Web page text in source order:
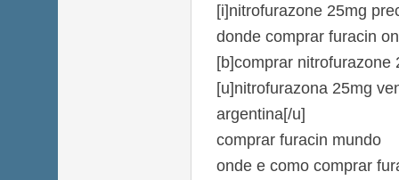
[i]nitrofurazone 25mg
donde comprar furacin
[b]comprar nitrofurazone
[u]nitrofurazona 25mg
argentina[/u]
comprar furacin mundo
onde e como comprar